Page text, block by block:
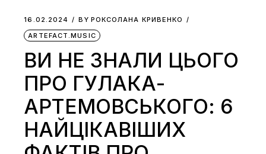
16.02.2024 BY РОКСОЛАНА КРИВЕНКО
ARTEFACT.MUSIC
ВИ НЕ ЗНАЛИ ЦЬОГО
ПРО ГУЛАКА-
АРТЕМОВСЬКОГО: 6
НАЙЦІКАВІШИХ